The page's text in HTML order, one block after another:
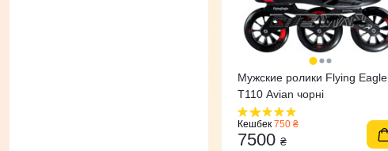
Мужские ролики Flying Eagle
T110 Avian чорні
Кешбек 750 ₴
7500₴